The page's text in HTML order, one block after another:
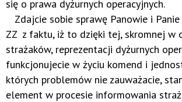
się o prawa dyżurnych operacyjnych.
Zdajcie sobie sprawę Panowie i
ZZ z faktu, iż to dzięki tej, skromnej w
strażaków, reprezentacji dyżurnych
funkcjonujecie w życiu komend i
których problemów nie zauważacie,
element w procesie informowania